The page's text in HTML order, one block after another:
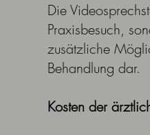
Die
Praxisbesuch,
zusätzliche
Behandlung dar.
Kosten der